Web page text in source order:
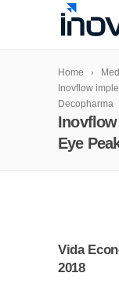
Home
Inovflow
Decopharma
Eye
Vida
2018